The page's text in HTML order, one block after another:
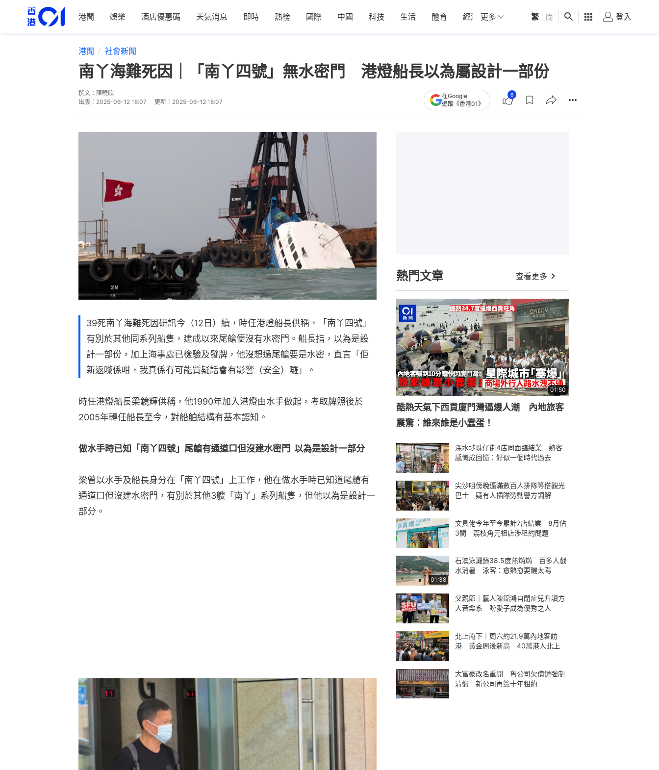
港聞 娛樂 酒店優惠碼 天氣消息 即時 熱榜 國際 中國 科技 生活 體育 經濟 01深圳 觀點 健康 好食玩飛
更多 繁 简 登入
港聞 社會新聞
南丫海難死因｜「南丫四號」無水密門 港燈船長以為屬設計一部份
撰文： 陳曉欣
出版： 2025-06-12 18:07 更新： 2025-06-12 18:07
在Google
追蹤《香港01》
6
39死南丫海難死因研訊今（12日）續，時任港燈船長供稱，「南丫四號」
有別於其他同系列船隻，建成以來尾艙便沒有水密門。船長指，以為是設
計一部份，加上海事處已檢驗及發牌，他沒想過尾艙要是水密，直言「佢
新返嚟係咁，我真係冇可能質疑話會有影響（安全）囉」。
時任港燈船長梁鏡輝供稱，他1990年加入港燈由水手做起，考取牌照後於
2005年轉任船長至今，對船舶結構有基本認知。
做水手時已知「南丫四號」尾艙有通道口但沒建水密門  以為是設計一部分
梁曾以水手及船長身分在「南丫四號」上工作，他在做水手時已知道尾艙有
通道口但沒建水密門，有別於其他3艘「南丫」系列船隻，但他以為是設計一
部分。
熱門文章 查看更多
01:50
酷熱天氣下西貢廈門灣逼爆人潮 內地旅客
震驚︰誰來誰是小蠢蛋！
深水埗珠仔街4店同面臨結業 熟客
感慨成回憶：好似一個時代過去
尖沙咀傍晚逼滿數百人排隊等搭觀光
巴士 疑有人插隊勞動警方調解
文具佬今年至今累計7店結業 8月佔
3間 荔枝角元祖店涉租約問題
01:38
石澳泳灘錄38.5度熱焫焫 百多人戲
水消暑 泳客：愈熱愈要曬太陽
父親節｜藝人陳錦鴻自閉症兒升讀方
大音樂系 盼愛子成為優秀之人
北上南下｜周六約21.9萬內地客訪
港 黃金周後新高 40萬港人北上
大富豪改名重開 舊公司欠債遭強制
清盤 新公司再簽十年租約